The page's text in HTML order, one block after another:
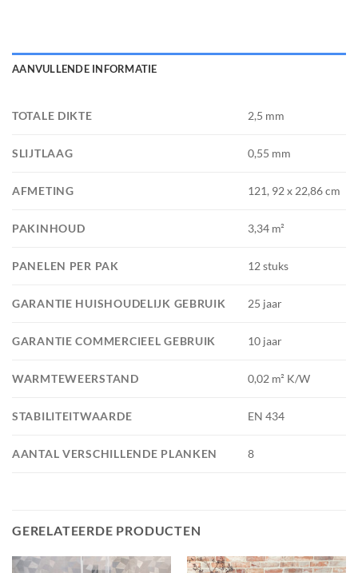
AANVULLENDE INFORMATIE
TOTALE DIKTE 2,5 mm
SLIJTLAAG 0,55 mm
AFMETING 121, 92 x 22,86 cm
PAKINHOUD 3,34 m²
PANELEN PER PAK 12 stuks
GARANTIE HUISHOUDELIJK GEBRUIK 25 jaar
GARANTIE COMMERCIEEL GEBRUIK 10 jaar
WARMTEWEERSTAND 0,02 m² K/W
STABILITEITWAARDE EN 434
AANTAL VERSCHILLENDE PLANKEN 8
GERELATEERDE PRODUCTEN